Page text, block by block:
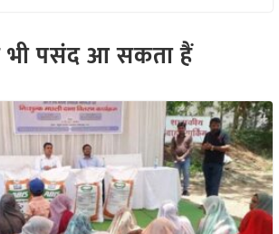
पसंद आ सकता हैं